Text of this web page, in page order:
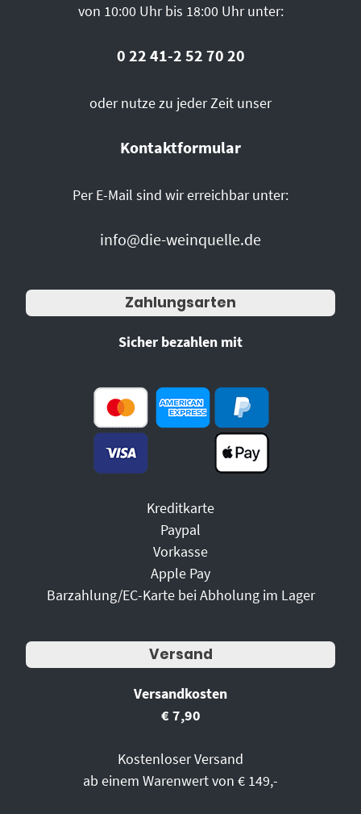
von 10:00 Uhr bis 18:00 Uhr unter:
0 22 41-2 52 70 20
oder nutze zu jeder Zeit unser
Kontaktformular
Per E-Mail sind wir erreichbar unter:
info@die-weinquelle.de
Zahlungsarten
Sicher bezahlen mit
Kreditkarte
Paypal
Vorkasse
Apple Pay
Barzahlung/EC-Karte bei Abholung im Lager
Versand
Versandkosten
€ 7,90
Kostenloser Versand
ab einem Warenwert von € 149,-